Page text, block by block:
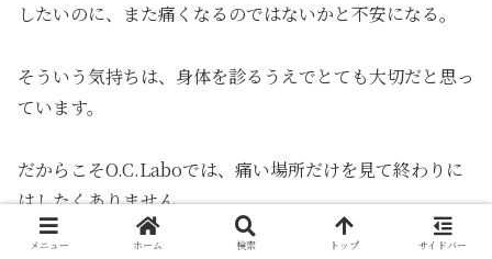
したいのに、また痛くなるのではないかと不安になる。
そういう気持ちは、身体を診るうえでとても大切だと思っ
ています。
だからこそO.C.Laboでは、痛い場所だけを見て終わりに
はしたくありません。
メニュー ホーム 検索 トップ サイドバー